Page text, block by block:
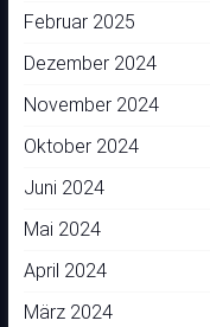
Februar 2025
Dezember 2024
November 2024
Oktober 2024
Juni 2024
Mai 2024
April 2024
März 2024